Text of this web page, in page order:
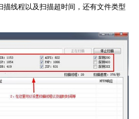
线程以及扫描超时间，还有文件类型